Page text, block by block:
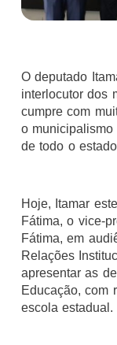
O deputado
interlocutor dos
cumpre com
o
de todo o
Hoje, Itamar
Fátima, o vice-
Fátima, em
Relações
apresentar as
Educação, com
escola estadual.